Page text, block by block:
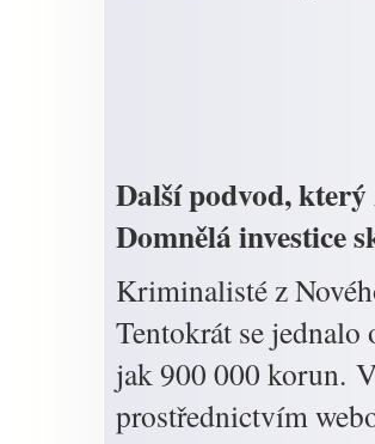
Další podvod,
Domnělá investice
Kriminalisté z
Tentokrát se
jak 900 000 korun.
prostřednictvím